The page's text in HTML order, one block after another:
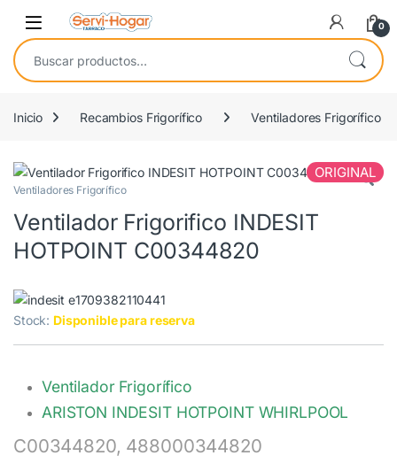
Saltar a navegación
saltar al contenido
Open 0
Buscar por:
Inicio Recambios Frigorífico Ventiladores Frigorífico
ORIGINAL
Ventiladores Frigorífico
Ventilador Frigorifico INDESIT
HOTPOINT C00344820
Stock: Disponible para reserva
Ventilador Frigorífico
ARISTON INDESIT HOTPOINT WHIRLPOOL
C00344820, 488000344820